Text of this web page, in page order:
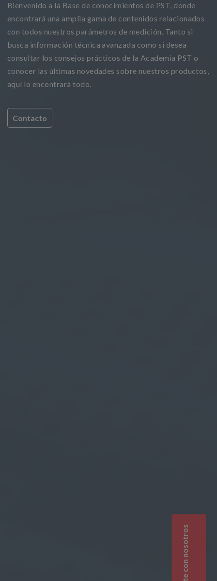
Bienvenido a la Base de conocimientos de PST, donde
encontrará una amplia gama de contenidos relacionados
con todos nuestros parámetros de medición. Tanto si
busca información técnica avanzada como si desea
consultar los consejos prácticos de la Academia PST o
conocer las últimas novedades sobre nuestros productos,
aquí lo encontrará todo.
Contacto